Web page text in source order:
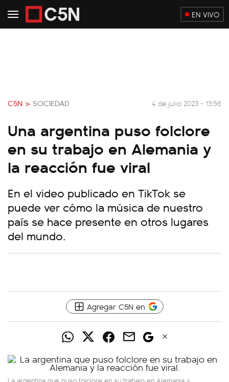
EN VIVO
C5N > SOCIEDAD 4 de julio 2023 - 13:56
Una argentina puso folclore
en su trabajo en Alemania y
la reacción fue viral
En el video publicado en TikTok se
puede ver cómo la música de nuestro
país se hace presente en otros lugares
del mundo.
Agregar C5N en